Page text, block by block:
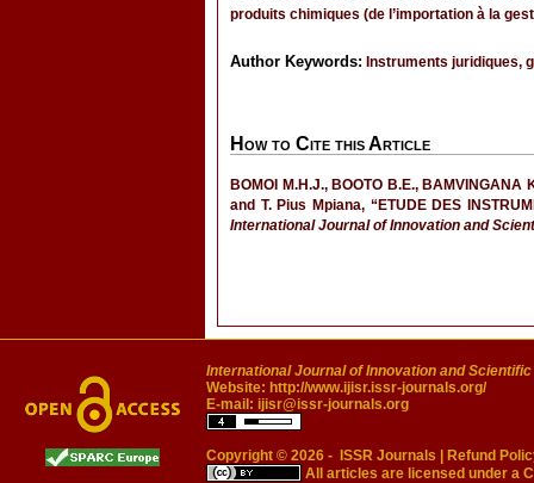
produits chimiques (de l’importation à la
Author Keywords: Instruments juridiques,
How to Cite this Article
BOMOI M.H.J., BOOTO B.E., BAMVINGANA
and T. Pius Mpiana, “ETUDE DES
International Journal of Innovation and
International Journal of Innovation and
Website: http://www.ijisr.issr-journals.org/
E-mail: ijisr@issr-journals.org
Copyright © 2026 - ISSR Journals
Refund
All articles are licensed under a